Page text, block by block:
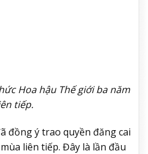
Hoa hậu Thế giới ba năm
tiếp.
đồng ý trao quyền đăng cai
liên tiếp. Đây là lần đầu